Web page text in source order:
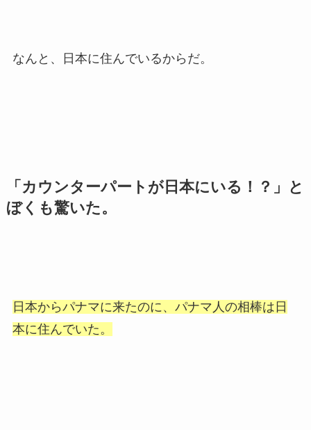
なんと、日本に住んでいるからだ。
「カウンターパートが日本にいる！？」と
ぼくも驚いた。
日本からパナマに来たのに、パナマ人の相棒は日
本に住んでいた。